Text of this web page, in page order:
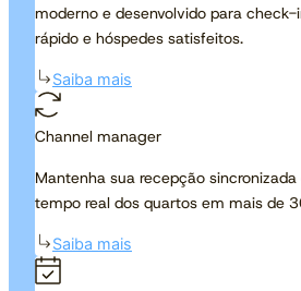
moderno e desenvolvido para check-
rápido e hóspedes satisfeitos.
Saiba mais
Channel manager
Mantenha sua recepção
tempo real dos quartos em mais de
Saiba mais